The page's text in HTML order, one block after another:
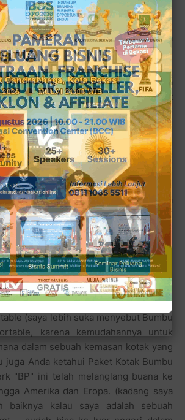
(Hualah! Apa masalahnya?)
Terlepas dari nuansa
kegelapan (baca: hitam)
pada setiap makanan khas
Jawa Timuran, tapi tak ada
satupun yang tidak lezat
untuk dinikmati. Justru itu,
Rujak Cingur yang
berbumbu petis hitam nan
pekat adalah kombinasi
antara rasa klenyir-klenyir
cingur atau hidung dan mulut sapi)
Petis udang Surabaya, dan asamnya
(itulah sebabnya disebut rujak)
bumbu lainnya. Hmmm pasti lebih
pada siang hari bersama minuman
Timuran (apaan tuh minuman
tertarik menikmati Rujak Cingur dan
(saya lebih suka menyebut Bumbu
karena kemudahannya untuk
dalam sebuah kemasan kotak yang
juga Anda ketahui Paket Kotak Bumbu
"BP" ini telah melanglang buana ke
Amerika dan Eropa. (kadang saya
baiknya kalau saya adalah sebuah